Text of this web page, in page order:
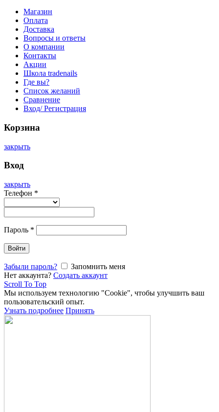
Магазин
Оплата
Доставка
Вопросы и ответы
О компании
Контакты
Акции
Школа tradenails
Где вы?
Список желаний
Сравнение
Вход/ Регистрация
Корзина
закрыть
Вход
закрыть
Телефон *
Пароль *
Войти
Забыли пароль?
Запомнить меня
Нет аккаунта? Создать аккаунт
Scroll To Top
Мы используем технологию "Cookie", чтобы улучшить ваш
пользовательский опыт.
Узнать подробнее Принять